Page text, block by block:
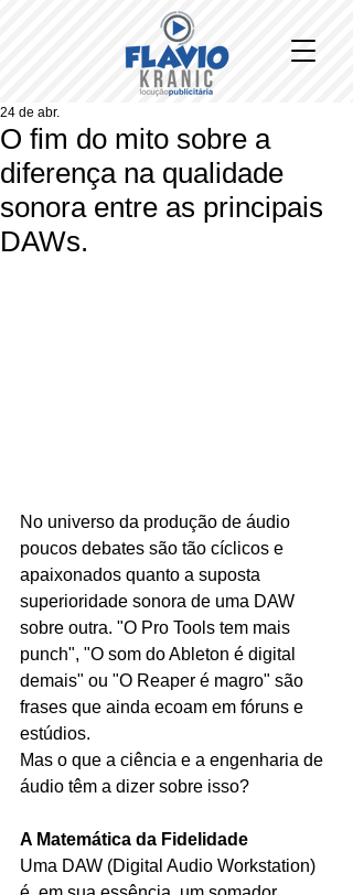
O fim do mito sobre a
diferença na qualidade
sonora entre as principais
DAWs.
24 de abr.
No universo da produção de áudio
poucos debates são tão cíclicos e
apaixonados quanto a suposta
superioridade sonora de uma DAW
sobre outra. "O Pro Tools tem mais
punch", "O som do Ableton é digital
demais" ou "O Reaper é magro" são
frases que ainda ecoam em fóruns e
estúdios.
Mas o que a ciência e a engenharia de
áudio têm a dizer sobre isso?
A Matemática da Fidelidade
Uma DAW (Digital Audio Workstation)